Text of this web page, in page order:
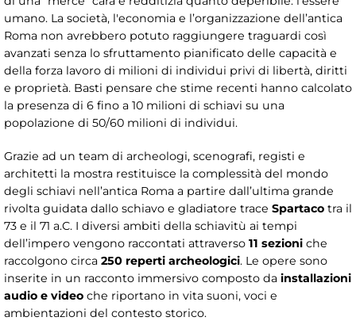
umano. La società, l'economia e l’organizzazione dell’antica
Roma non avrebbero potuto raggiungere traguardi così
avanzati senza lo sfruttamento pianificato delle capacità e
della forza lavoro di milioni di individui privi di libertà, diritti
e proprietà. Basti pensare che stime recenti hanno calcolato
la presenza di 6 fino a 10 milioni di schiavi su una
popolazione di 50/60 milioni di individui.
Grazie ad un team di archeologi, scenografi, registi e
architetti la mostra restituisce la complessità del mondo
degli schiavi nell’antica Roma a partire dall’ultima grande
rivolta guidata dallo schiavo e gladiatore trace Spartaco tra il
73 e il 71 a.C. I diversi ambiti della schiavitù ai tempi
dell’impero vengono raccontati attraverso 11 sezioni che
raccolgono circa 250 reperti archeologici. Le opere sono
inserite in un racconto immersivo composto da installazioni
audio e video che riportano in vita suoni, voci e
ambientazioni del contesto storico.